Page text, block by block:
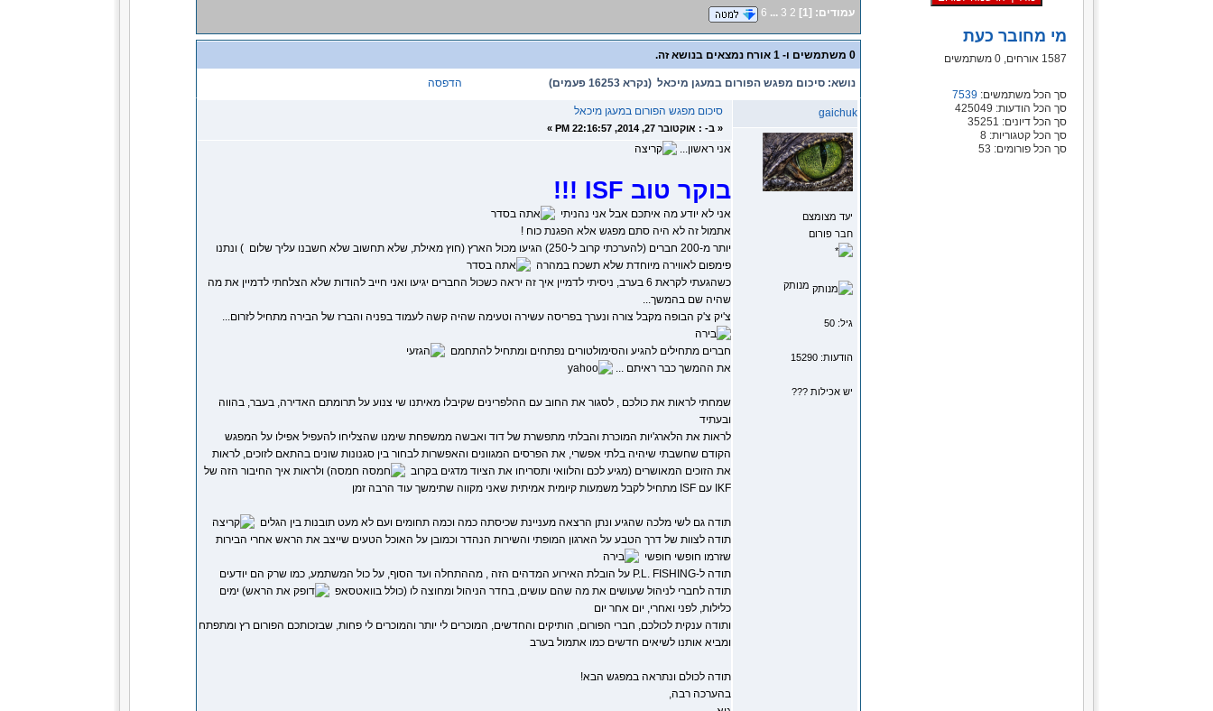
מי מחובר כעת
1587 אורחים, 0 משתמשים
סך הכל משתמשים: 7539
סך הכל הודעות: 425049
סך הכל דיונים: 35251
סך הכל קטגוריות: 8
סך הכל פורומים: 53
עמודים: [
1
]
2
3
...
6
0 משתמשים ו- 1 אורח נמצאים בנושא זה.
נושא: סיכום מפגש הפורום במעגן מיכאל (נקרא 16253 פעמים) הדפסה
gaichuk
יעד מצומצם
חבר פורום
מנותק
גיל: 50
הודעות: 15290
יש אכילות ???
סיכום מפגש הפורום במעגן מיכאל
« ב- : אוקטובר 27, 2014, 22:16:57 PM »
אני ראשון...
בוקר טוב ISF !!!
אני לא יודע מה איתכם אבל אני נהניתי
אתמול זה לא היה סתם מפגש אלא הפגנת כוח !
יותר מ-200 חברים (להערכתי קרוב ל-250) הגיעו מכול הארץ (חוץ מאילת, שלא תחשוב שלא חשבנו עליך שלום
) ונתנו
פימפום לאווירה מיוחדת שלא תשכח במהרה
כשהגעתי לקראת 6 בערב, ניסיתי לדמיין איך זה יראה כשכול החברים יגיעו ואני חייב להודות שלא הצלחתי לדמיין את מה
שהיה שם בהמשך...
צ'יק צ'ק הבופה מקבל צורה ונערך בפריסה עשירה וטעימה שהיה קשה לעמוד בפניה והברז של הבירה מתחיל לזרום...
חברים מתחילים להגיע והסימולטורים נפתחים ומתחיל להתחמם
את ההמשך כבר ראיתם ...
שמחתי לראות את כולכם , לסגור את החוב עם ההלפרינים שקיבלו מאיתנו שי צנוע על תרומתם האדירה, בעבר, בהווה
ובעתיד
לראות את הלארג'יות המוכרת והבלתי מתפשרת של דוד ואבשה ממשפחת שימנו שהצליחו להעפיל אפילו על המפגש
הקודם שחשבתי שיהיה בלתי אפשרי, את הפרסים המגוונים והאפשרות לבחור בין סגנונות שונים בהתאם לזוכים, לראות
את הזוכים המאושרים (מגיע לכם והלוואי ותסריחו את הציוד מדגים בקרוב
) ולראות איך החיבור הזה של
IKF עם ISF מתחיל לקבל משמעות קיומית אמיתית שאני מקווה שתימשך עוד הרבה זמן
תודה גם לשי מלכה שהגיע ונתן הרצאה מעניינת שכיסתה כמה וכמה תחומים ועם לא מעט תובנות בין הגלים
תודה לצוות של דרך הטבע על הארגון המופתי והשירות הנהדר וכמובן על האוכל הטעים שייצב את הראש אחרי הבירות
שזרמו חופשי חופשי
תודה ל-P.L. FISHING על הובלת האירוע המדהים הזה , מההתחלה ועד הסוף, על כול המשתמע, כמו שרק הם יודעים
תודה לחברי לניהול שעושים את מה שהם עושים, בחדר הניהול ומחוצה לו (כולל בוואטסאפ
) ימים
כלילות, לפני ואחרי, יום אחר יום
ותודה ענקית לכולכם, חברי הפורום, הותיקים והחדשים, המוכרים לי יותר והמוכרים לי פחות, שבזכותכם הפורום רץ ומתפתח
ומביא אותנו לשיאים חדשים כמו אתמול בערב
תודה לכולם ונתראה במפגש הבא!
בהערכה רבה,